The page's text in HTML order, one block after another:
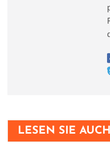
LESEN SIE AUCH